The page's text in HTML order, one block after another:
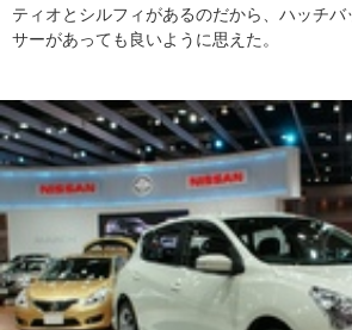
ティオとシルフィがあるのだから、ハッチ
サーがあっても良いように思えた。